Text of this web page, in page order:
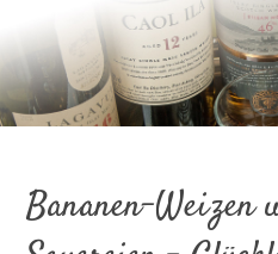
Bananen-Weizen